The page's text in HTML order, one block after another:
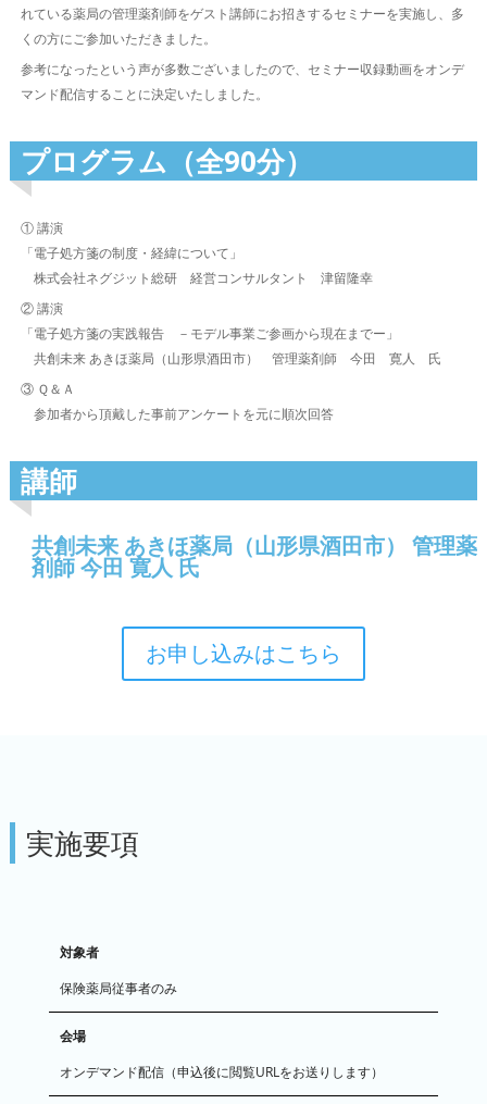
れている薬局の管理薬剤師をゲスト講師にお招きするセミナーを実施し、多
くの方にご参加いただきました。
参考になったという声が多数ございましたので、セミナー収録動画をオンデ
マンド配信することに決定いたしました。
プログラム（全90分）
① 講演
「電子処方箋の制度・経緯について」
株式会社ネグジット総研 経営コンサルタント 津留隆幸
② 講演
「電子処方箋の実践報告 －モデル事業ご参画から現在までー」
共創未来 あきほ薬局（山形県酒田市） 管理薬剤師 今田 寛人 氏
③ Ｑ＆Ａ
参加者から頂戴した事前アンケートを元に順次回答
講師
共創未来 あきほ薬局（山形県酒田市） 管理薬
剤師 今田 寛人 氏
お申し込みはこちら
実施要項
対象者
保険薬局従事者のみ
会場
オンデマンド配信（申込後に閲覧URLをお送りします）